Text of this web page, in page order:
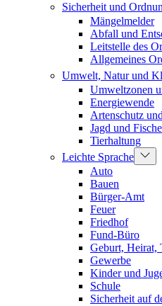
Sicherheit und
Mängelmelder
Abfall und
Leitstelle des
Allgemeines
Umwelt, Natur und
Umweltzonen
Energiewende
Artenschutz
Jagd und
Tierhaltung
Leichte Sprache
Auto
Bauen
Bürger-Amt
Feuer
Friedhof
Fund-Büro
Geburt, Heirat,
Gewerbe
Kinder und
Schule
Sicherheit auf